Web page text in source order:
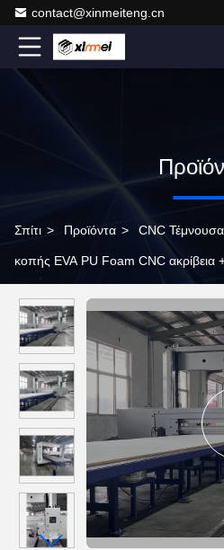
contact@xinmeiteng.cn
Σπίτι > Προϊόντα > CNC
κοπής EVA PU Foam CNC ακρίβεια